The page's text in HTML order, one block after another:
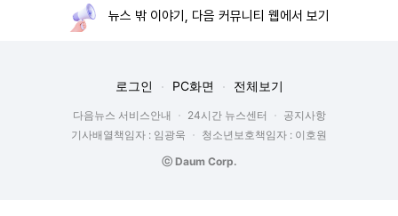
뉴스 밖 이야기, 다음 커뮤니티 웹에서 보기
로그인 PC화면 전체보기
다음뉴스 서비스안내 24시간 뉴스센터
공지사항
기사배열책임자 : 임광욱
청소년보호책임자 : 이호원
ⓒ Daum Corp.